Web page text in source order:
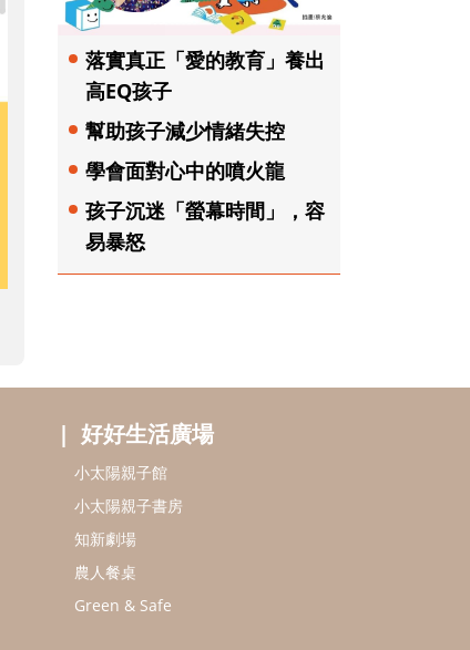
落實真正「愛的教育」養出
高EQ孩子
幫助孩子減少情緒失控
學會面對心中的噴火龍
孩子沉迷「螢幕時間」，容
易暴怒
好好生活廣場
小太陽親子館
小太陽親子書房
知新劇場
農人餐桌
Green & Safe